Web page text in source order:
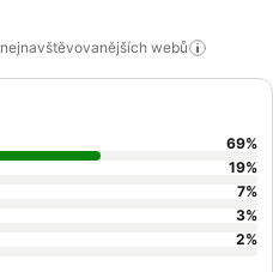
webů
69%
19%
7%
3%
2%